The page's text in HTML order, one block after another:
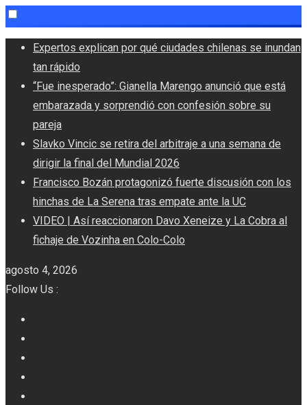
Skip
content
Expertos explican por qué ciudades chilenas se inundan
tan rápido
“Fue inesperado”: Gianella Marengo anunció que está
embarazada y sorprendió con confesión sobre su
pareja
Slavko Vincic se retira del arbitraje a una semana de
dirigir la final del Mundial 2026
Francisco Bozán protagonizó fuerte discusión con los
hinchas de La Serena tras empate ante la UC
VIDEO | Así reaccionaron Davo Xeneize y La Cobra al
fichaje de Vozinha en Colo-Colo
agosto 4, 2026
Follow Us :